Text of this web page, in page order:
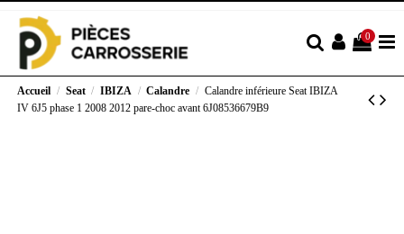
0
Accueil Seat IBIZA Calandre
Calandre inférieure Seat IBIZA
IV 6J5 phase 1 2008 2012 pare-choc avant 6J08536679B9